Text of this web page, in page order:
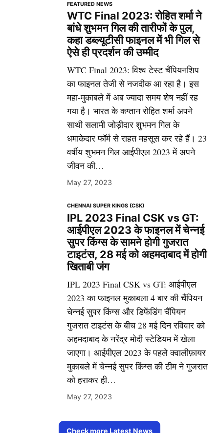
FEATURED NEWS
WTC Final 2023: रोहित शर्मा ने
बांधे शुभमन गिल की तारीफों के पुल,
कहा डब्ल्यूटीसी फाइनल में भी गिल से
ऐसे ही प्रदर्शन की उम्मीद
WTC Final 2023: विश्व टेस्ट चैंपियनशिप
का फाइनल तेजी से नजदीक आ रहा है। इस
महा-मुकाबले में अब ज्यादा समय शेष नहीं रह
गया है। भारत के कप्तान रोहित शर्मा अपने
साथी सलामी जोड़ीदार शुभमन गिल के
धमाकेदार फॉर्म से राहत महसूस कर रहे हैं। 23
वर्षीय शुभमन गिल आईपीएल 2023 में अपने
जीवन की…
May 27, 2023
CHENNAI SUPER KINGS (CSK)
IPL 2023 Final CSK vs GT:
आईपीएल 2023 के फाइनल में चेन्नई
सुपर किंग्स के सामने होगी गुजरात
टाइटंस, 28 मई को अहमदाबाद में होगी
खिताबी जंग
IPL 2023 Final CSK vs GT: आईपीएल
2023 का फाइनल मुकाबला 4 बार की चैंपियन
चेन्नई सुपर किंग्स और डिफेंडिंग चैंपियन
गुजरात टाइटंस के बीच 28 मई दिन रविवार को
अहमदाबाद के नरेंद्र मोदी स्टेडियम में खेला
जाएगा। आईपीएल 2023 के पहले क्वालीफ़ायर
मुकाबले में चेन्नई सुपर किंग्स की टीम ने गुजरात
को हराकर ही…
May 27, 2023
Check more Latest News